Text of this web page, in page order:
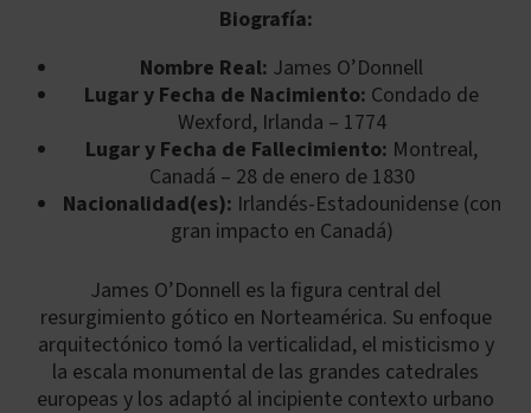
Biografía:
Nombre Real: James O’Donnell
Lugar y Fecha de Nacimiento: Condado de
Wexford, Irlanda – 1774
Lugar y Fecha de Fallecimiento: Montreal,
Canadá – 28 de enero de 1830
Nacionalidad(es): Irlandés-Estadounidense (con
gran impacto en Canadá)
James O’Donnell es la figura central del
resurgimiento gótico en Norteamérica. Su enfoque
arquitectónico tomó la verticalidad, el misticismo y
la escala monumental de las grandes catedrales
europeas y los adaptó al incipiente contexto urbano